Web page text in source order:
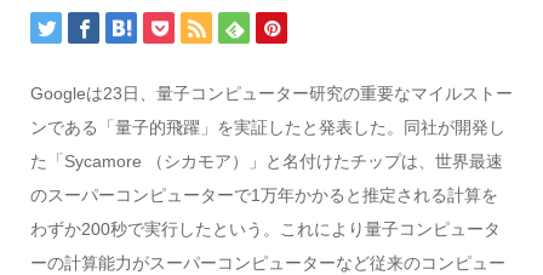
Googleは23日、量子コンピューター研究の重要なマイルストー
ンである「量子的飛躍」を実証したと発表した。同社が開発し
た「Sycamore （シカモア）」と名付けたチップは、世界最速
のスーパーコンピューターで1万年かかると推定される計算を
わずか200秒で実行したという。これにより量子コンピュータ
ーの計算能力がスーパーコンピューターなど従来のコンピュー